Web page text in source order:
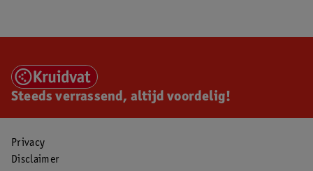
Steeds verrassend, altijd voordelig!
Privacy
Disclaimer